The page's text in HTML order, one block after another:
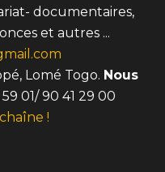
documentaires,
et autres ...
Lomé Togo. Nous
01/ 90 41 29 00
!